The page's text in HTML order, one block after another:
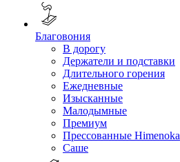
Благовония
В дорогу
Держатели и подставки
Длительного горения
Ежедневные
Изысканные
Малодымные
Премиум
Прессованные Himenoka
Саше